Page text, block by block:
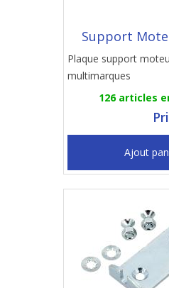
Support
Plaque support
multimarques
126 articles
Ajout